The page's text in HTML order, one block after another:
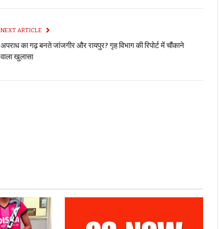
NEXT ARTICLE
अपराध का गढ़ बनते जांजगीर और रायपुर? गृह विभाग की रिपोर्ट में चौंकाने
वाला खुलासा